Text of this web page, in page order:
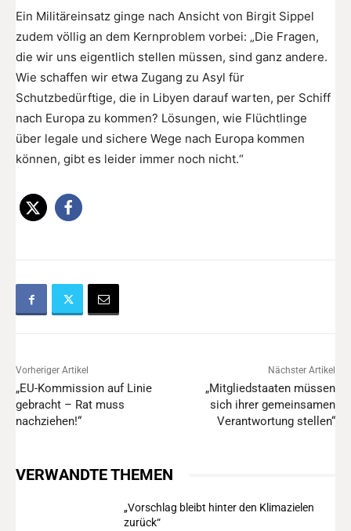
Ein Militäreinsatz ginge nach Ansicht von Birgit Sippel
zudem völlig an dem Kernproblem vorbei: „Die Fragen,
die wir uns eigentlich stellen müssen, sind ganz andere.
Wie schaffen wir etwa Zugang zu Asyl für
Schutzbedürftige, die in Libyen darauf warten, per Schiff
nach Europa zu kommen? Lösungen, wie Flüchtlinge
über legale und sichere Wege nach Europa kommen
können, gibt es leider immer noch nicht.“
Vorheriger Artikel
„EU-Kommission auf Linie
gebracht – Rat muss
nachziehen!“
Nächster Artikel
„Mitgliedstaaten müssen
sich ihrer gemeinsamen
Verantwortung stellen“
VERWANDTE THEMEN
„Vorschlag bleibt hinter den Klimazielen
zurück“